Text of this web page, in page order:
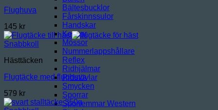
Bältesbucklor
Fårskinnssulor
Handskar
Kepsar
Mössor
Nummerlappshållare
Reflex
Ridhjälmar
Ridstövlar
Smycken
Sporrar
Sporremmar Western
Flughuva
145 kr
Snabbkoll
Hästtäcken
Flugtäcke med flughuva
579 kr